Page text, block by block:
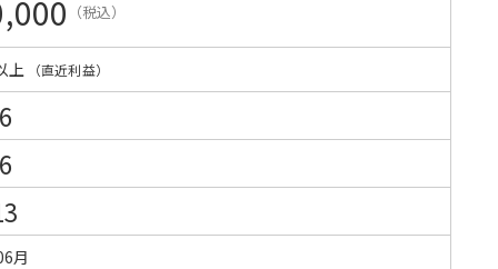
（税込）
上 （直近利益）
月